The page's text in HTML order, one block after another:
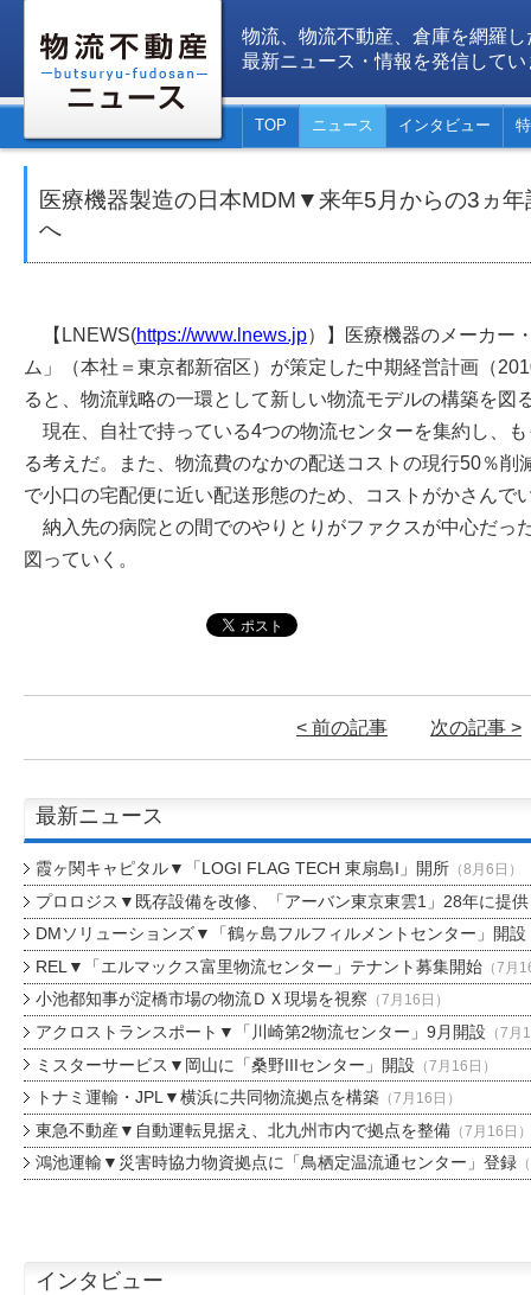
物流、物流不動産、倉庫を網羅し
最新ニュース・情報を発信してい
TOP ニュース インタビュー
医療機器製造の日本MDM▼来年5月からの3ヵ
へ
【LNEWS(https://www.lnews.jp）】医療機器のメーカー
ム」（本社＝東京都新宿区）が策定した中期経営計画（
ると、物流戦略の一環として新しい物流モデルの構築を図
現在、自社で持っている4つの物流センターを集約し、
る考えだ。また、物流費のなかの配送コストの現行50％削
で小口の宅配便に近い配送形態のため、コストがかさんで
納入先の病院との間でのやりとりがファクスが中心だっ
図っていく。
< 前の記事 次の記事 >
最新ニュース
霞ヶ関キャピタル▼「LOGI FLAG TECH 東扇島I」開所（8月6日）
プロロジス▼既存設備を改修、「アーバン東京東雲1」28年に提供
DMソリューションズ▼「鶴ヶ島フルフィルメントセンター」開設
REL▼「エルマックス富里物流センター」テナント募集開始（7月
小池都知事が淀橋市場の物流ＤＸ現場を視察 （7月16日）
アクロストランスポート▼「川崎第2物流センター」9月開設 （7月
ミスターサービス▼岡山に「桑野IIIセンター」開設 （7月16日）
トナミ運輸・JPL▼横浜に共同物流拠点を構築（7月16日）
東急不動産▼自動運転見据え、北九州市内で拠点を整備（7月16日）
鴻池運輸▼災害時協力物資拠点に「鳥栖定温流通センター」登録
インタビュー